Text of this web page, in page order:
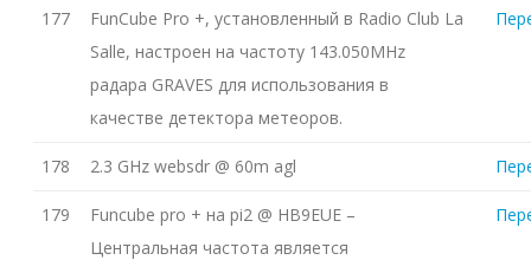
177
FunCube Pro +, установленный в Radio Club La
Salle, настроен на частоту 143.050MHz
радара GRAVES для использования в
качестве детектора метеоров.
178 2.3 GHz websdr @ 60m agl
179
Funcube pro + на pi2 @ HB9EUE –
Центральная частота является